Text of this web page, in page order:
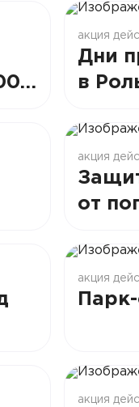
акция
Дни
в
акция
от
акция
акция